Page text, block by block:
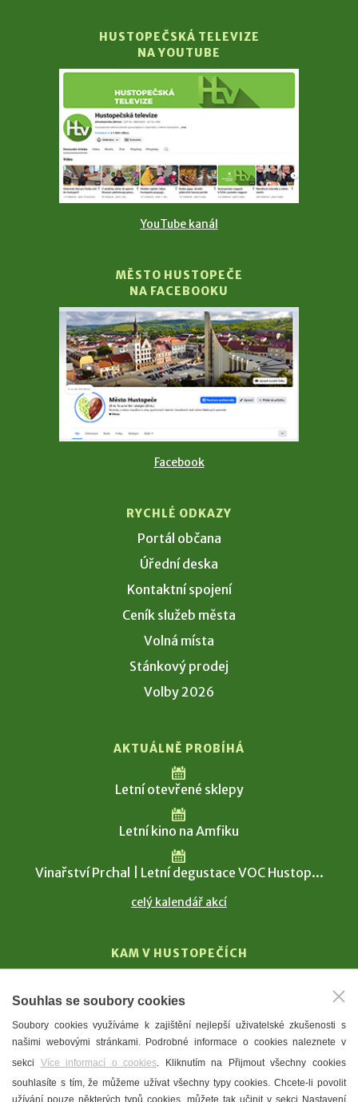
HUSTOPEČSKÁ TELEVIZE
NA YOUTUBE
YouTube kanál
MĚSTO HUSTOPEČE
NA FACEBOOKU
Facebook
RYCHLÉ ODKAZY
Portál občana
Úřední deska
Kontaktní spojení
Ceník služeb města
Volná místa
Stánkový prodej
Volby 2026
AKTUÁLNĚ PROBÍHÁ
Letní otevřené sklepy
Letní kino na Amfiku
Vinařství Prchal | Letní degustace VOC Hustop...
celý kalendář akcí
KAM V HUSTOPEČÍCH
T. G. Masaryk
Mandloně
Ubytování
Restaurace
Souhlas se soubory cookies
Soubory cookies využíváme k zajištění nejlepší uživatelské zkušenosti s
našimi webovými stránkami. Podrobné informace o cookies naleznete v
sekci Více informací o cookies. Kliknutím na Přijmout všechny cookies
souhlasíte s tím, že můžeme užívat všechny typy cookies. Chcete-li povolit
užívání pouze některých typů cookies, můžete tak učinit v sekci Nastavení